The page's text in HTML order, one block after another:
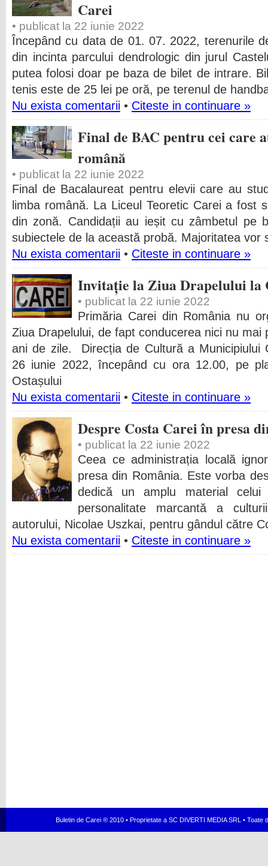
Carei
• publicat la 22 iunie 2022
Începând cu data de 01. 07. 2022, terenurile
din incinta parcului dendrologic din jurul
putea folosi doar pe baza de bilet de intrare.
tenis este de 25 lei pe oră, pe terenul de
Nu exista comentarii • Citeste in continuare »
Final de BAC pentru cei care
română
• publicat la 22 iunie 2022
Final de Bacalaureat pentru elevii care au
limba română. La Liceul Teoretic Carei a fost
din zonă. Candidații au ieșit cu zâmbetul pe
subiectele de la această probă. Majoritatea vor
Nu exista comentarii • Citeste in continuare »
Invitație la Ziua Drapelului la
• publicat la 22 iunie 2022
Primăria Carei din România nu
Ziua Drapelului, de fapt conducerea nici nu
ani de zile. Direcția de Cultură a Municipiului
26 iunie 2022, începând cu ora 12.00, pe
Ostașului
Nu exista comentarii • Citeste in continuare »
Despre Costa Carei în presa
• publicat la 22 iunie 2022
Ceea ce administrația locală
presa din România. Este vorba
dedică un amplu material
personalitate marcantă a
autorului, Nicolae Uszkai, pentru gândul către
Nu exista comentarii • Citeste in continuare »
Buletin de Carei ® 2010 • Proprietate a SC DIVERTI MEDIA SRL •